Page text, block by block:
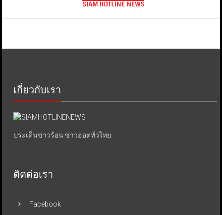
เกี่ยวกับเรา
ประเด็นข่าวร้อน ข่าวฮอตทั่วไทย.
ติดต่อเรา
Facebook